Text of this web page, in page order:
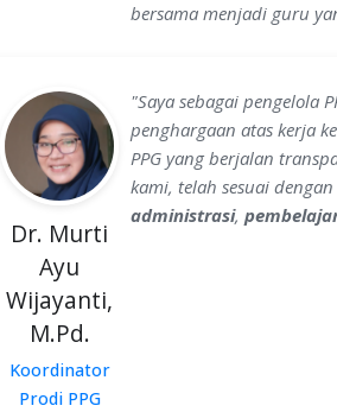
bersama menjadi guru
Dr. Murti
Ayu
Wijayanti,
M.Pd.
Koordinator
Prodi PPG
"Saya sebagai pengelola
penghargaan atas kerja
PPG yang berjalan
kami, telah sesuai
administrasi,